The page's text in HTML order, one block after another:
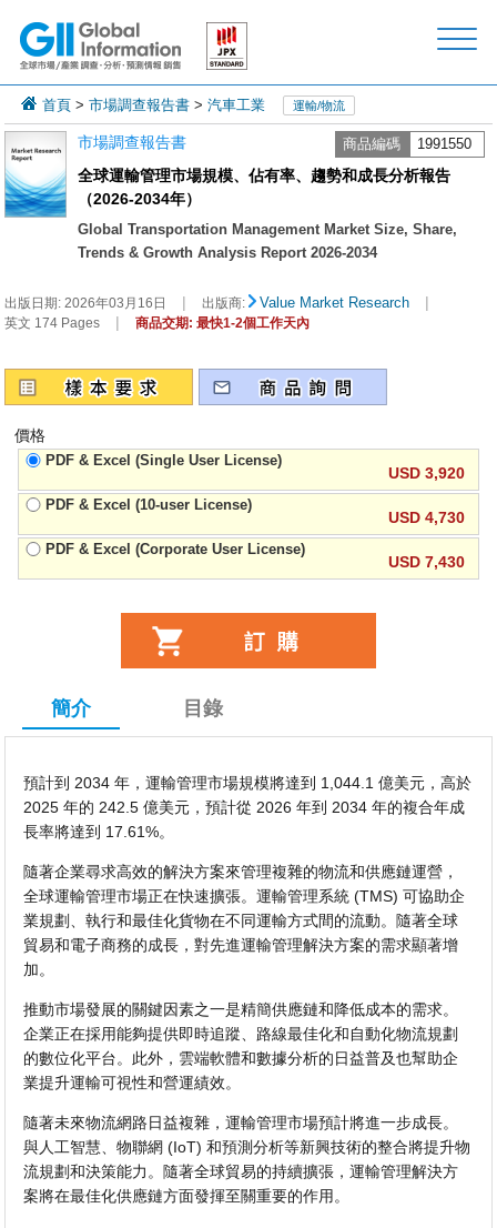
首頁 >市場調查報告書 >汽車工業 運輸/物流
市場調查報告書 商品編碼 1991550
全球運輸管理市場規模、佔有率、趨勢和成長分析報告
（2026-2034年）
Global Transportation Management Market Size, Share,
Trends & Growth Analysis Report 2026-2034
出版日期:2026年03月16日 | 出版商: Value Market Research |
英文 174 Pages | 商品交期: 最快1-2個工作天內
價格
PDF & Excel (Single User License)
USD 3,920
PDF & Excel (10-user License)
USD 4,730
PDF & Excel (Corporate User License)
USD 7,430
簡介 目錄
預計到 2034 年，運輸管理市場規模將達到 1,044.1 億美元，高於
2025 年的 242.5 億美元，預計從 2026 年到 2034 年的複合年成
長率將達到 17.61%。
隨著企業尋求高效的解決方案來管理複雜的物流和供應鏈運營，
全球運輸管理市場正在快速擴張。運輸管理系統 (TMS) 可協助企
業規劃、執行和最佳化貨物在不同運輸方式間的流動。隨著全球
貿易和電子商務的成長，對先進運輸管理解決方案的需求顯著增
加。
推動市場發展的關鍵因素之一是精簡供應鏈和降低成本的需求。
企業正在採用能夠提供即時追蹤、路線最佳化和自動化物流規劃
的數位化平台。此外，雲端軟體和數據分析的日益普及也幫助企
業提升運輸可視性和營運績效。
隨著未來物流網路日益複雜，運輸管理市場預計將進一步成長。
與人工智慧、物聯網 (IoT) 和預測分析等新興技術的整合將提升物
流規劃和決策能力。隨著全球貿易的持續擴張，運輸管理解決方
案將在最佳化供應鏈方面發揮至關重要的作用。